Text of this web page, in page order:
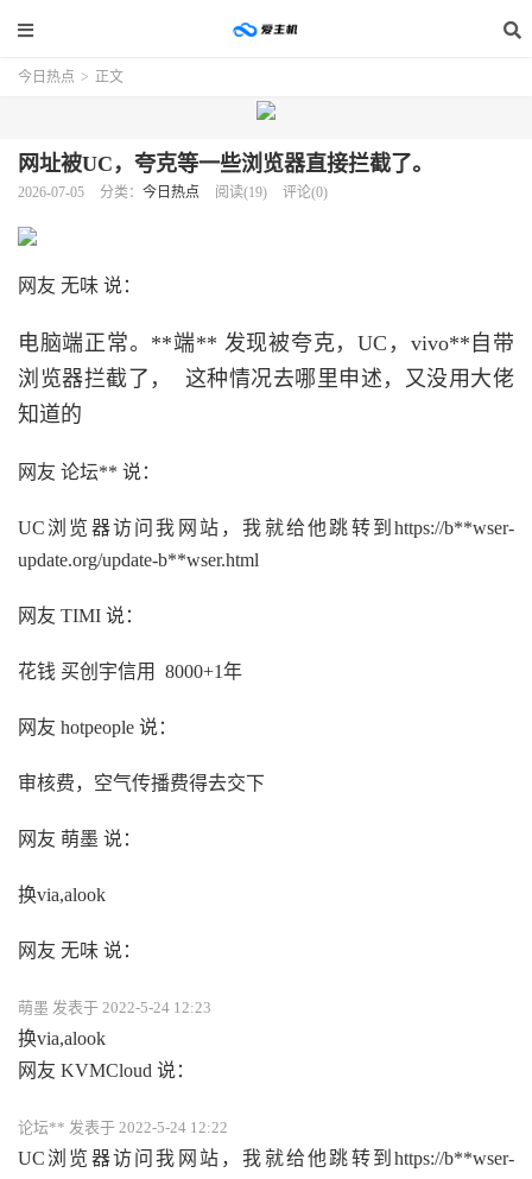
今日热点 > 正文
网址被UC，夸克等一些浏览器直接拦截了。
2026-07-05 分类： 今日热点 阅读(19) 评论(0)
网友 无味 说：
电脑端正常。**端** 发现被夸克，UC，vivo**自带
浏览器拦截了， 这种情况去哪里申述，又没用大佬
知道的
网友 论坛** 说：
UC浏览器访问我网站，我就给他跳转到https://b**wser-
update.org/update-b**wser.html
网友 TIMI 说：
花钱 买创宇信用 8000+1年
网友 hotpeople 说：
审核费，空气传播费得去交下
网友 萌墨 说：
换via,alook
网友 无味 说：
萌墨 发表于 2022-5-24 12:23
换via,alook
网友 KVMCloud 说：
论坛** 发表于 2022-5-24 12:22
UC浏览器访问我网站，我就给他跳转到https://b**wser-